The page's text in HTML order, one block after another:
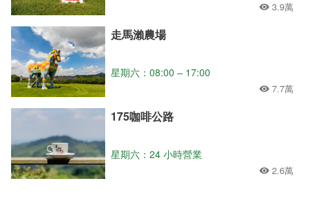
3.9萬
走馬瀨農場
星期六：08:00 – 17:00
7.7萬
175咖啡公路
星期六：24 小時營業
2.6萬